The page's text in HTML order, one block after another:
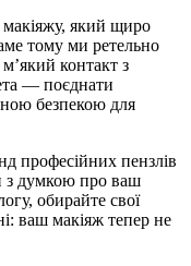
який щиро
тому ми ретельно
контакт з
— поєднати
безпекою для
професійних пензлів
з думкою про ваш
обирайте свої
ваш макіяж тепер не